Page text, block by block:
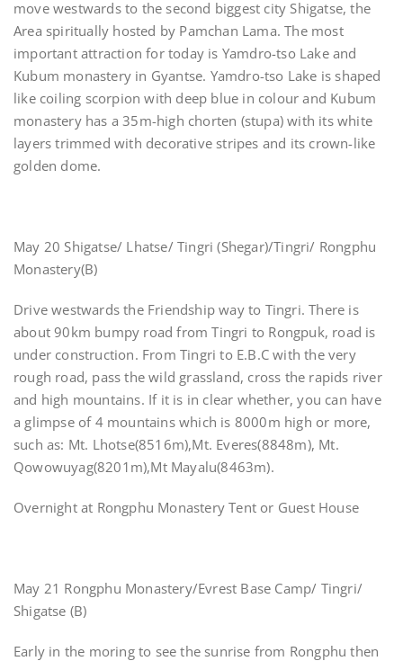
move westwards to the second biggest city Shigatse, the
Area spiritually hosted by Pamchan Lama. The most
important attraction for today is Yamdro-tso Lake and
Kubum monastery in Gyantse. Yamdro-tso Lake is shaped
like coiling scorpion with deep blue in colour and Kubum
monastery has a 35m-high chorten (stupa) with its white
layers trimmed with decorative stripes and its crown-like
golden dome.
May 20 Shigatse/ Lhatse/ Tingri (Shegar)/Tingri/ Rongphu
Monastery(B)
Drive westwards the Friendship way to Tingri. There is
about 90km bumpy road from Tingri to Rongpuk, road is
under construction. From Tingri to E.B.C with the very
rough road, pass the wild grassland, cross the rapids river
and high mountains. If it is in clear whether, you can have
a glimpse of 4 mountains which is 8000m high or more,
such as: Mt. Lhotse(8516m),Mt. Everes(8848m), Mt.
Qowowuyag(8201m),Mt Mayalu(8463m).
Overnight at Rongphu Monastery Tent or Guest House
May 21 Rongphu Monastery/Evrest Base Camp/ Tingri/
Shigatse (B)
Early in the moring to see the sunrise from Rongphu then